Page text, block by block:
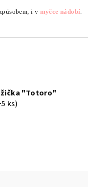
i v myčce nádobí.
"Totoro"
ks)